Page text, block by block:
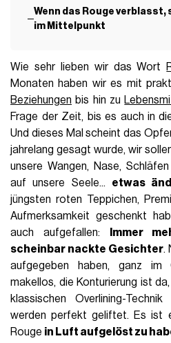
Wenn das Rouge
im Mittelpunkt
Wie sehr lieben wir das Wort
Monaten haben wir es mit
Beziehungen bis hin zu
Frage der Zeit, bis es auch in
Und dieses Mal scheint das
jahrelang gesagt wurde, wir
unsere Wangen, Nase,
auf unsere Seele... etwas
jüngsten roten Teppichen,
Aufmerksamkeit geschenkt
auch aufgefallen:
Immer
scheinbar nackte Gesichter.
aufgegeben haben, ganz im
makellos, die Konturierung ist
klassischen Overlining-
werden perfekt geliftet. Es ist
Rouge in Luft aufgelöst zu